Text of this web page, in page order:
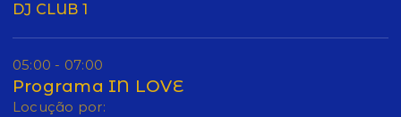
DJ CLUB 1
05:00 - 07:00
Programa IN LOVE
Locução por: